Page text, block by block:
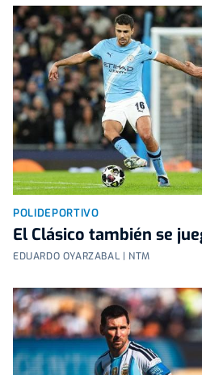
POLIDEPORTIVO
El Clásico también se
EDUARDO OYARZABAL | NTM